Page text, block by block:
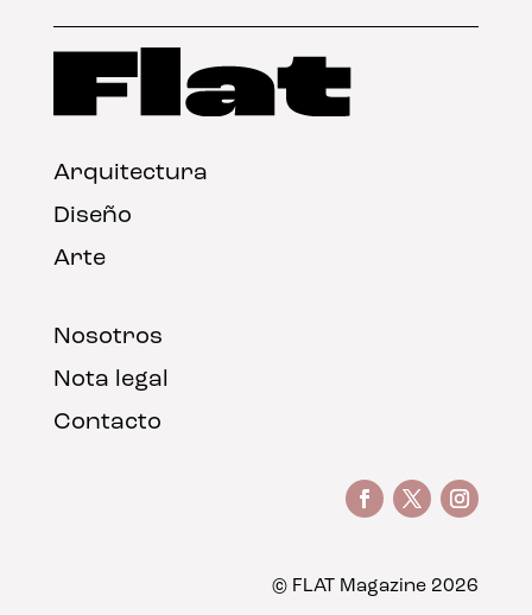
Arquitectura
Diseño
Arte
Nosotros
Nota legal
Contacto
© FLAT Magazine 2026